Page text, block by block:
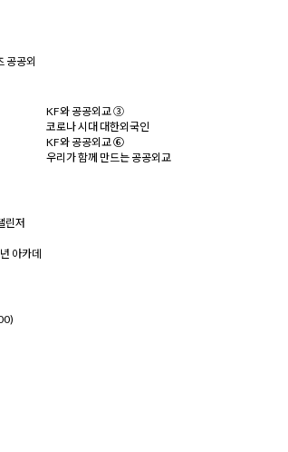
공공외
KF와 공공외교 ③
코로나 시대 대한외국인
KF와 공공외교 ⑥
우리가 함께 만드는 공공외교
린저
아카데